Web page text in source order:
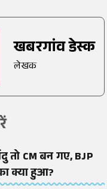
खबरगांव डेस्क
लेखक
CM बन गए, BJP
क्या हुआ?